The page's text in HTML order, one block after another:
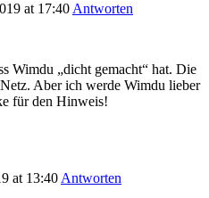
at 17:40 Antworten
Wimdu „dicht gemacht“ hat. Die
Aber ich werde Wimdu lieber
für den Hinweis!
at 13:40 Antworten